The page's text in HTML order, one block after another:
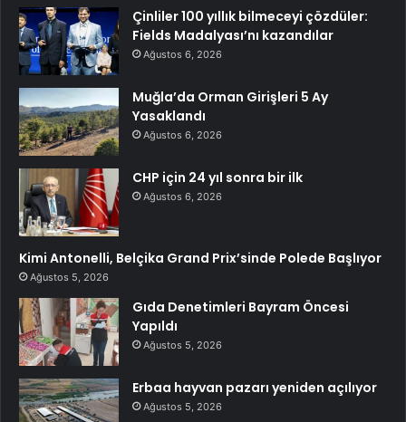
Çinliler 100 yıllık bilmeceyi çözdüler:
Fields Madalyası’nı kazandılar
Ağustos 6, 2026
Muğla’da Orman Girişleri 5 Ay
Yasaklandı
Ağustos 6, 2026
CHP için 24 yıl sonra bir ilk
Ağustos 6, 2026
Kimi Antonelli, Belçika Grand Prix’sinde Polede Başlıyor
Ağustos 5, 2026
Gıda Denetimleri Bayram Öncesi
Yapıldı
Ağustos 5, 2026
Erbaa hayvan pazarı yeniden açılıyor
Ağustos 5, 2026